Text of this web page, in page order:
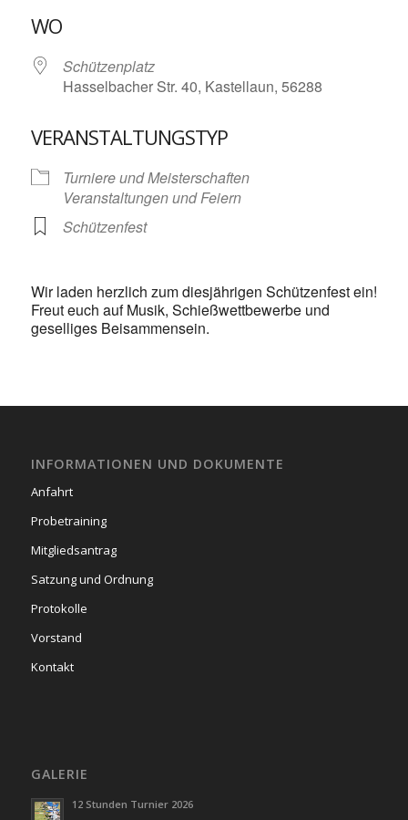
WO
Schützenplatz
Hasselbacher Str. 40, Kastellaun, 56288
VERANSTALTUNGSTYP
Turniere und Meisterschaften
Veranstaltungen und Feiern
Schützenfest
Wir laden herzlich zum diesjährigen Schützenfest ein!
Freut euch auf Musik, Schießwettbewerbe und
geselliges Beisammensein.
INFORMATIONEN UND DOKUMENTE
Anfahrt
Probetraining
Mitgliedsantrag
Satzung und Ordnung
Protokolle
Vorstand
Kontakt
GALERIE
12 Stunden Turnier 2026